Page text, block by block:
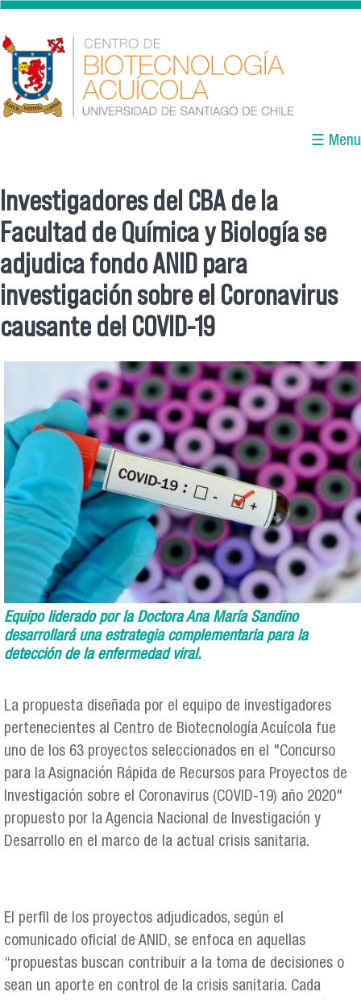
Pasar al contenido principal
☰ Menu
Se encuentra usted aquí
Investigadores del CBA de la
Facultad de Química y Biología se
adjudica fondo ANID para
investigación sobre el Coronavirus
causante del COVID-19
Equipo liderado por la Doctora Ana María Sandino
desarrollará una estrategia complementaria para la
detección de la enfermedad viral.
La propuesta diseñada por el equipo de investigadores
pertenecientes al Centro de Biotecnología Acuícola fue
uno de los 63 proyectos seleccionados en el "Concurso
para la Asignación Rápida de Recursos para Proyectos de
Investigación sobre el Coronavirus (COVID-19) año 2020"
propuesto por la Agencia Nacional de Investigación y
Desarrollo en el marco de la actual crisis sanitaria.
El perfil de los proyectos adjudicados, según el
comunicado oficial de ANID, se enfoca en aquellas
“propuestas buscan contribuir a la toma de decisiones o
sean un aporte en control de la crisis sanitaria. Cada